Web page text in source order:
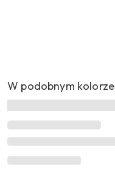
W podobnym kolorze